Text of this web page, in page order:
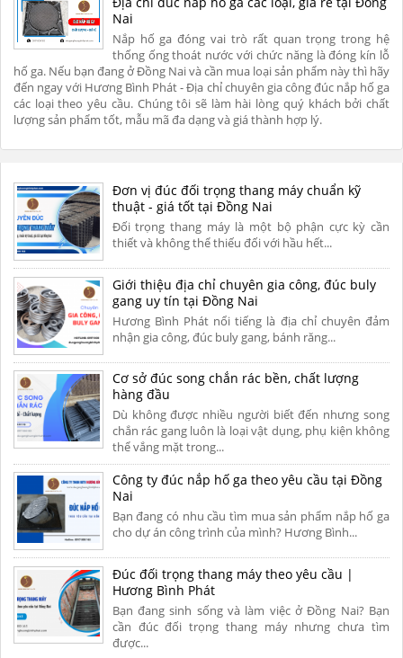
Nai
Nắp hố ga đóng vai trò rất quan trọng trong hệ
thống ống thoát nước với chức năng là đóng kín lỗ
hố ga. Nếu bạn đang ở Đồng Nai và cần mua loại sản phẩm này thì hãy
đến ngay với Hương Bình Phát - Địa chỉ chuyên gia công đúc nắp hố ga
các loại theo yêu cầu. Chúng tôi sẽ làm hài lòng quý khách bởi chất
lượng sản phẩm tốt, mẫu mã đa dạng và giá thành hợp lý.
Đơn vị đúc đối trọng thang máy chuẩn kỹ
thuật - giá tốt tại Đồng Nai
Đối trọng thang máy là một bộ phận cực kỳ cần
thiết và không thể thiếu đối với hầu hết...
Giới thiệu địa chỉ chuyên gia công, đúc buly
gang uy tín tại Đồng Nai
Hương Bình Phát nổi tiếng là địa chỉ chuyên đảm
nhận gia công, đúc buly gang, bánh răng...
Cơ sở đúc song chắn rác bền, chất lượng
hàng đầu
Dù không được nhiều người biết đến nhưng song
chắn rác gang luôn là loại vật dụng, phụ kiện không
thể vắng mặt trong...
Công ty đúc nắp hố ga theo yêu cầu tại Đồng
Nai
Bạn đang có nhu cầu tìm mua sản phẩm nắp hố ga
cho dự án công trình của mình? Hương Bình...
Đúc đối trọng thang máy theo yêu cầu |
Hương Bình Phát
Bạn đang sinh sống và làm việc ở Đồng Nai? Bạn
cần đúc đối trọng thang máy nhưng chưa tìm
được...